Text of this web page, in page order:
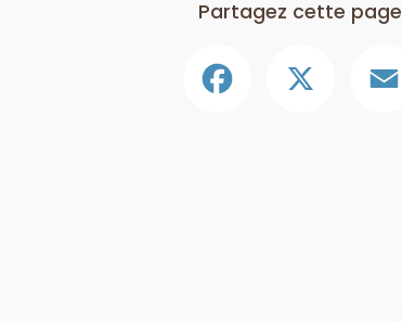
Partagez cette page